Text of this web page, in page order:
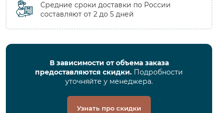
Средние сроки доставки по России
составляют от 2 до 5 дней
В зависимости от объема заказа
предоставляются скидки. Подробности
уточняйте у менеджера.
Узнать про скидки